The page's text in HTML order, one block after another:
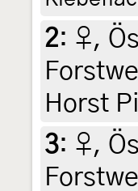
2: ♀,
Horst
3: ♀,